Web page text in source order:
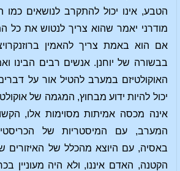
הטבע, אינו יכול להתקרב לנושאים כמו
מודרני יאמר שהוא צריך לנטוש את כל
אם הוא באמת צריך להאמין
בבשורה של יוחנן. אנשים רבים הבינו
האוקולטיזם במערב להטיל אור על
יכול להיות ידוע מבחוץ, המגמה של
אינה מכסה אמיתות מסוימות אלו,
המערב, עם המיסטריות של
באסיה, עם היוצא מהכלל של האיזורים
הקטנה, האדם איננו, ולא היה מעוניין